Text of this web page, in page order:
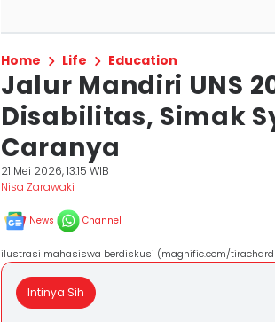
Home Life Education
Jalur Mandiri UNS
Disabilitas, Simak
Caranya
21 Mei 2026, 13:15 WIB
Nisa Zarawaki
News Channel
ilustrasi mahasiswa berdiskusi (magnific.com/
Intinya Sih